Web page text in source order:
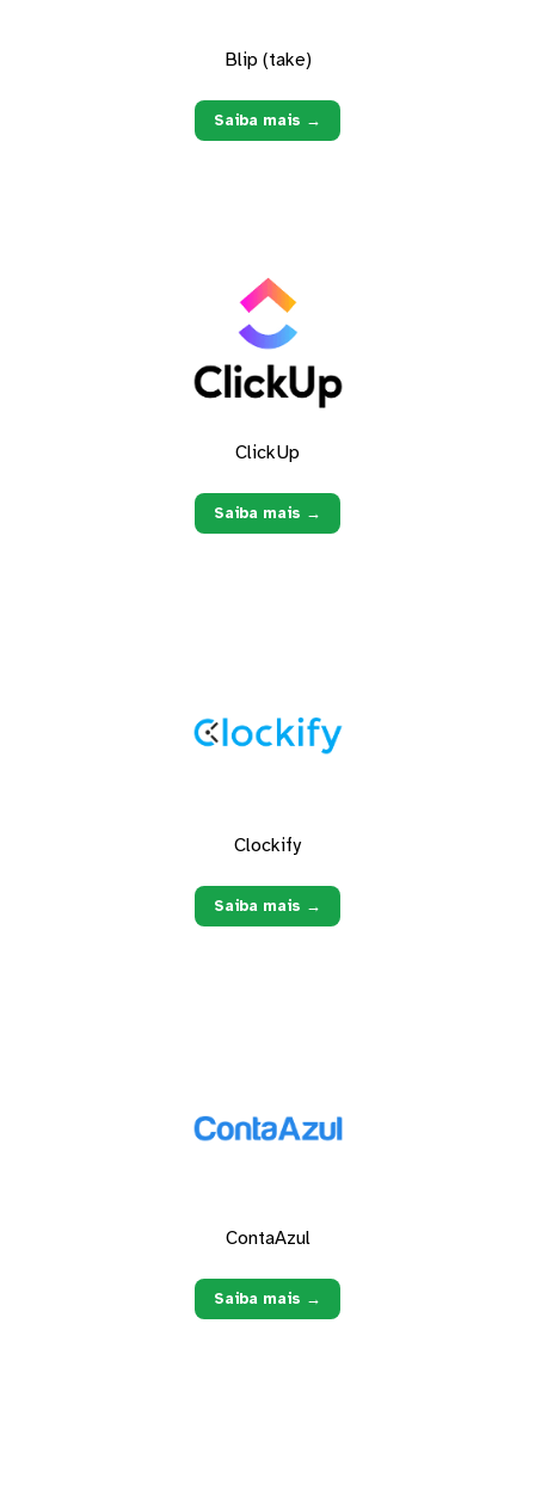
Blip (take)
Saiba mais →
ClickUp
Saiba mais →
Clockify
Saiba mais →
ContaAzul
Saiba mais →